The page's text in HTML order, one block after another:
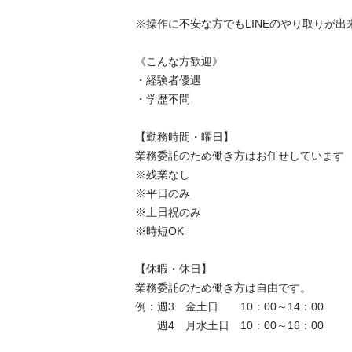
※操作に不安な方でもLINEのやり取りが出
《こんな方歓迎》
・経験者優遇
・学歴不問
【勤務時間・曜日】
業務委託のため働き方はお任せしています
※残業なし
※平日のみ
※土日祝のみ
※時短OK
【休暇・休日】
業務委託のため働き方は自由です。
例：週3　金土日　　10：00～14：00
週4　月水土日　10：00～16：00